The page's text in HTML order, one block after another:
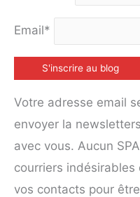
Email*
Votre adresse email
envoyer la
avec vous. Aucun
courriers
vos contacts pour